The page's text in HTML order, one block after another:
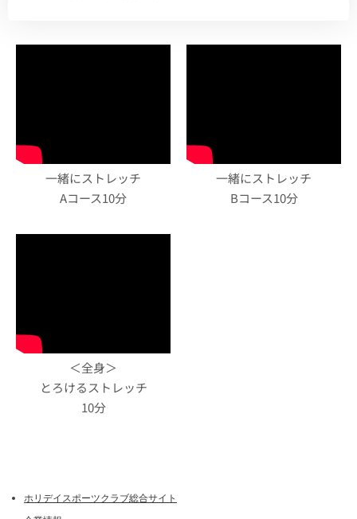
一緒にストレッチ
Aコース10分
一緒にストレッチ
Bコース10分
＜全身＞
とろけるストレッチ
10分
ホリデイスポーツクラブ総合サイト